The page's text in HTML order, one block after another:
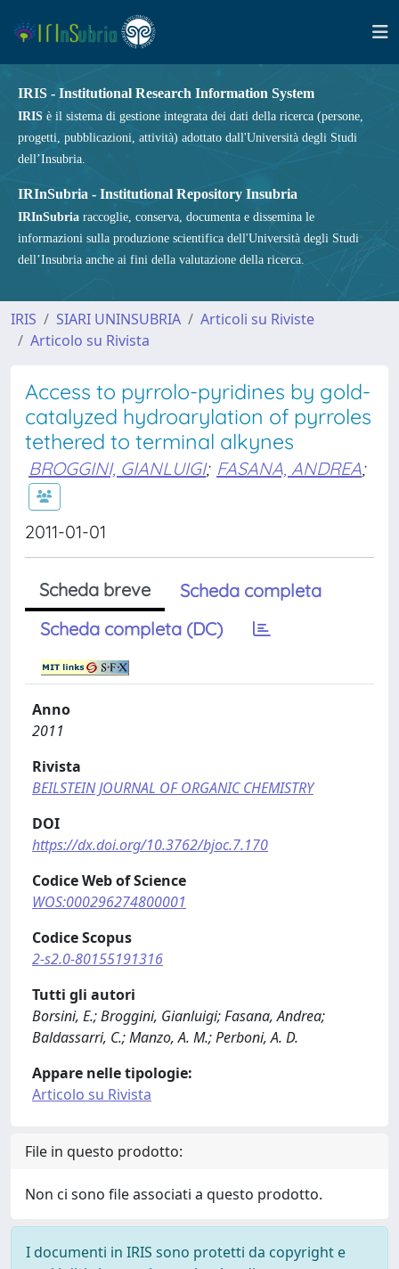
IRIS - Institutional Research Information System
IRIS è il sistema di gestione integrata dei dati della ricerca (persone,
progetti, pubblicazioni, attività) adottato dall'Università degli Studi
dell’Insubria.
IRInSubria - Institutional Repository Insubria
IRInSubria raccoglie, conserva, documenta e dissemina le
informazioni sulla produzione scientifica dell'Università degli Studi
dell’Insubria anche ai fini della valutazione della ricerca.
IRIS SIARI UNINSUBRIA
Articoli su Riviste
Articolo su Rivista
Access to pyrrolo-pyridines by gold-
catalyzed hydroarylation of pyrroles
tethered to terminal alkynes
BROGGINI, GIANLUIGI; FASANA, ANDREA;
2011-01-01
Scheda breve
Scheda completa
Scheda completa (DC)
Anno
2011
Rivista
BEILSTEIN JOURNAL OF ORGANIC CHEMISTRY
DOI
https://dx.doi.org/10.3762/bjoc.7.170
Codice Web of Science
WOS:000296274800001
Codice Scopus
2-s2.0-80155191316
Tutti gli autori
Borsini, E.; Broggini, Gianluigi; Fasana, Andrea;
Baldassarri, C.; Manzo, A. M.; Perboni, A. D.
Appare nelle tipologie:
Articolo su Rivista
File in questo prodotto:
Non ci sono file associati a questo prodotto.
I documenti in IRIS sono protetti da copyright e